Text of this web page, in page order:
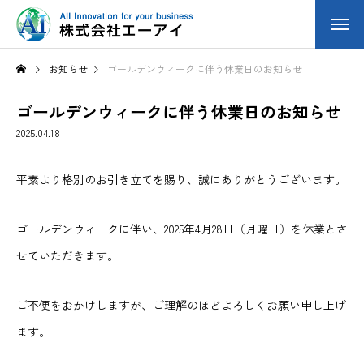
お知らせ ゴールデンウィークに伴う休業日のお知らせ
ゴールデンウィークに伴う休業日のお知らせ
2025.04.18
平素より格別のお引き立てを賜り、誠にありがとうございます。
ゴールデンウィークに伴い、2025年4月28日（月曜日）を休業とさ
せていただきます。
ご不便をおかけしますが、ご理解のほどよろしくお願い申し上げ
ます。